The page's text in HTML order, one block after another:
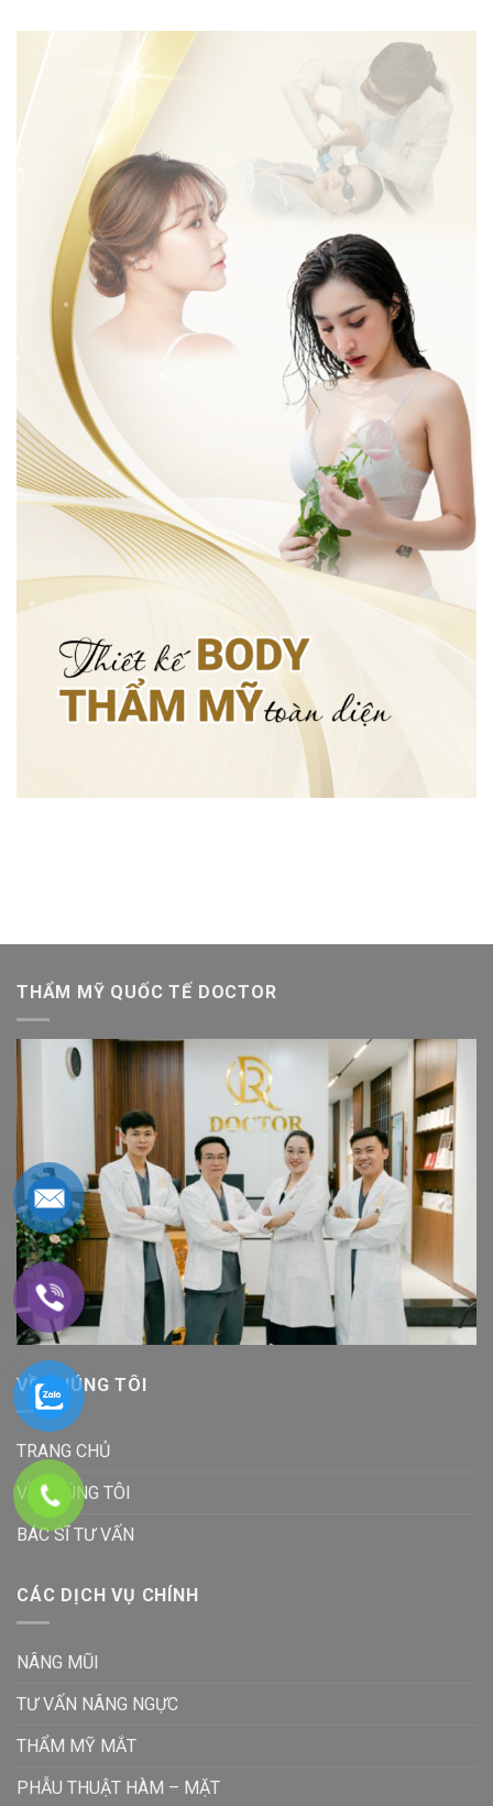
THẨM MỸ QUỐC TẾ DOCTOR
VỀ CHÚNG TÔI
TRANG CHỦ
VỀ CHÚNG TÔI
BÁC SĨ TƯ VẤN
CÁC DỊCH VỤ CHÍNH
NÂNG MŨI
TƯ VẤN NÂNG NGỰC
THẨM MỸ MẮT
PHẪU THUẬT HÀM – MẶT